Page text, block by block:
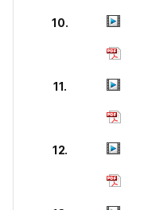
10.
11.
12.